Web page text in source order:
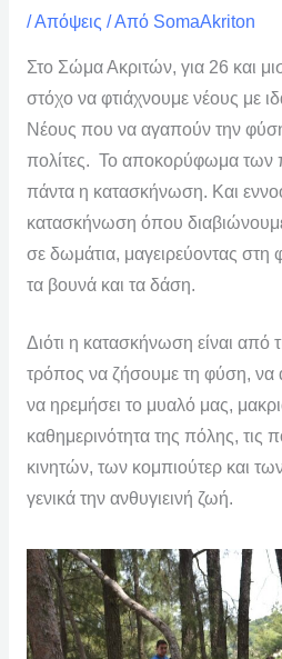
/Απόψεις / Από SomaAkriton
Στο Σώμα Ακριτών, για 26 και
στόχο να φτιάχνουμε νέους με
Νέους που να αγαπούν την φύση
πολίτες. Το αποκορύφωμα των
πάντα η κατασκήνωση. Και
κατασκήνωση όπου διαβιώνουμε
σε δωμάτια, μαγειρεύοντας στη
τα βουνά και τα δάση.
Διότι η κατασκήνωση είναι από
τρόπος να ζήσουμε τη φύση, να
να ηρεμήσει το μυαλό μας,
καθημερινότητα της πόλης, τις
κινητών, των κομπιούτερ και
γενικά την ανθυγιεινή ζωή.